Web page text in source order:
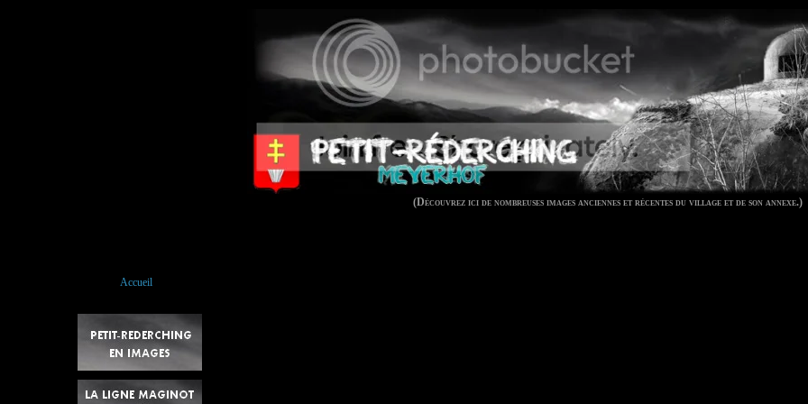
(Découvrez ici de nombreuses images anciennes et récentes du village et de son annexe.)
Accueil